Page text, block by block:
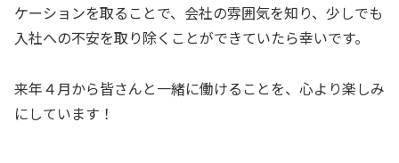
ケーションを取ることで、会社の雰囲気を知り、少しでも
入社への不安を取り除くことができていたら幸いです。
来年４月から皆さんと一緒に働けることを、心より楽しみ
にしています！